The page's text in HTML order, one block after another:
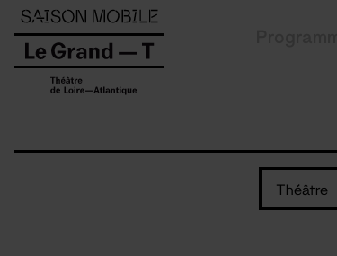
Théâtre
Panneau de gestion des cookies